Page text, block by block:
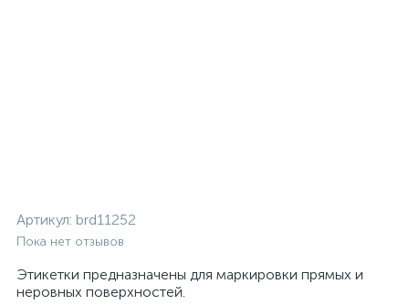
Артикул: brd11252
Пока нет отзывов
Этикетки предназначены для маркировки прямых и
неровных поверхностей.